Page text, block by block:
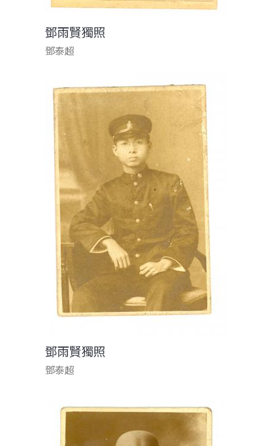
鄧雨賢獨照
鄧泰超
鄧雨賢獨照
鄧泰超